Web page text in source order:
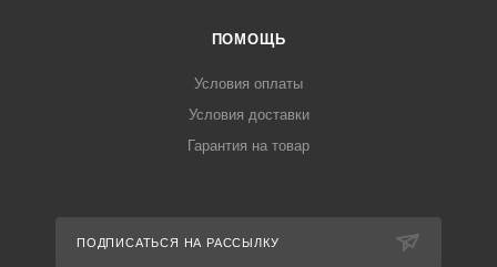
ПОМОЩЬ
Условия оплаты
Условия доставки
Гарантия на товар
ПОДПИСАТЬСЯ НА РАССЫЛКУ